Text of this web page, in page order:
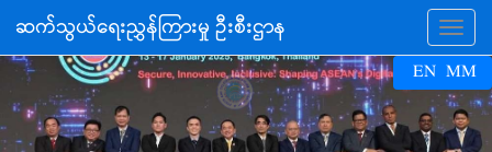
ဆက်သွယ်ရေးညွှန်ကြားမှု ဦးစီးဌာန
EN MM